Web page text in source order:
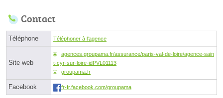
Contact
Téléphone Téléphoner à l'agence
Site web
agences.groupama.fr/assurance/paris-val-de-loire/agence-sain
t-cyr-sur-loire-idPVL01113
groupama.fr
Facebook fr-fr.facebook.com/groupama